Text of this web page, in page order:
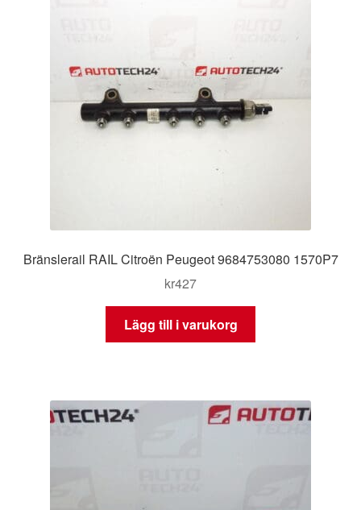
Bränslerail RAIL Citroën Peugeot 9684753080 1570P7
kr427
Lägg till i varukorg